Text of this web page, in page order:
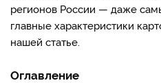
регионов России — даже
главные характеристики
нашей статье.
Оглавление